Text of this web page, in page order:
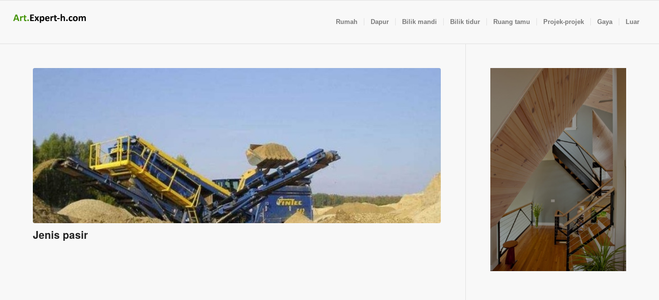
Rumah Dapur Bilik mandi Bilik tidur Ruang tamu Projek-projek Gaya Luar
Jenis pasir